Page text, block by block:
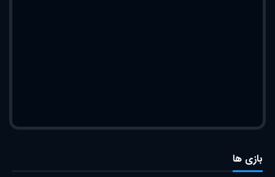
بازی ها